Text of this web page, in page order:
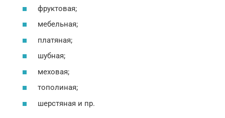
фруктовая;
мебельная;
платяная;
шубная;
меховая;
тополиная;
шерстяная и пр.